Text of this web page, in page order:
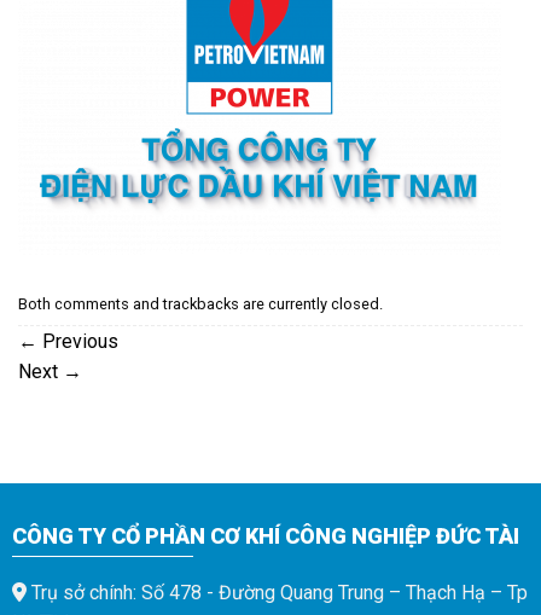
Both comments and trackbacks are currently closed.
← Previous
Next →
CÔNG TY CỔ PHẦN CƠ KHÍ CÔNG NGHIỆP ĐỨC TÀI
Trụ sở chính: Số 478 - Đường Quang Trung – Thạch Hạ – Tp